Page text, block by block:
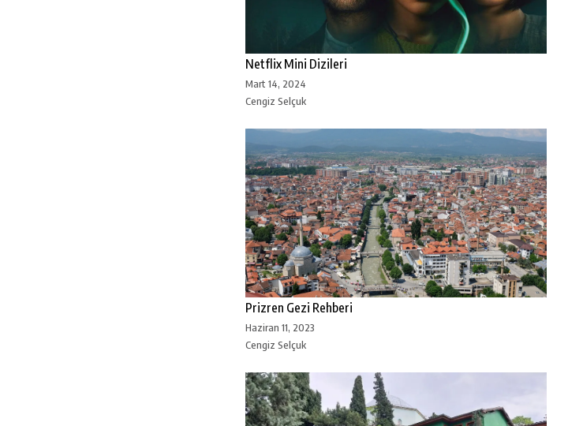
Netflix Mini Dizileri
Mart 14, 2024
Cengiz Selçuk
Prizren Gezi Rehberi
Haziran 11, 2023
Cengiz Selçuk